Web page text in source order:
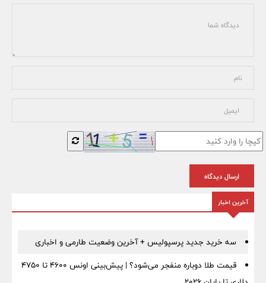
ارسال دیدگاه
آخرین اخبار
سه خرید جدید پرسپولیس + آخرین وضعیت طارمی و اخباری
قیمت طلا دوباره منفجر می‌شود؟ | پیش‌بینی اونس ۴۶۰۰ تا ۴۷۵۰